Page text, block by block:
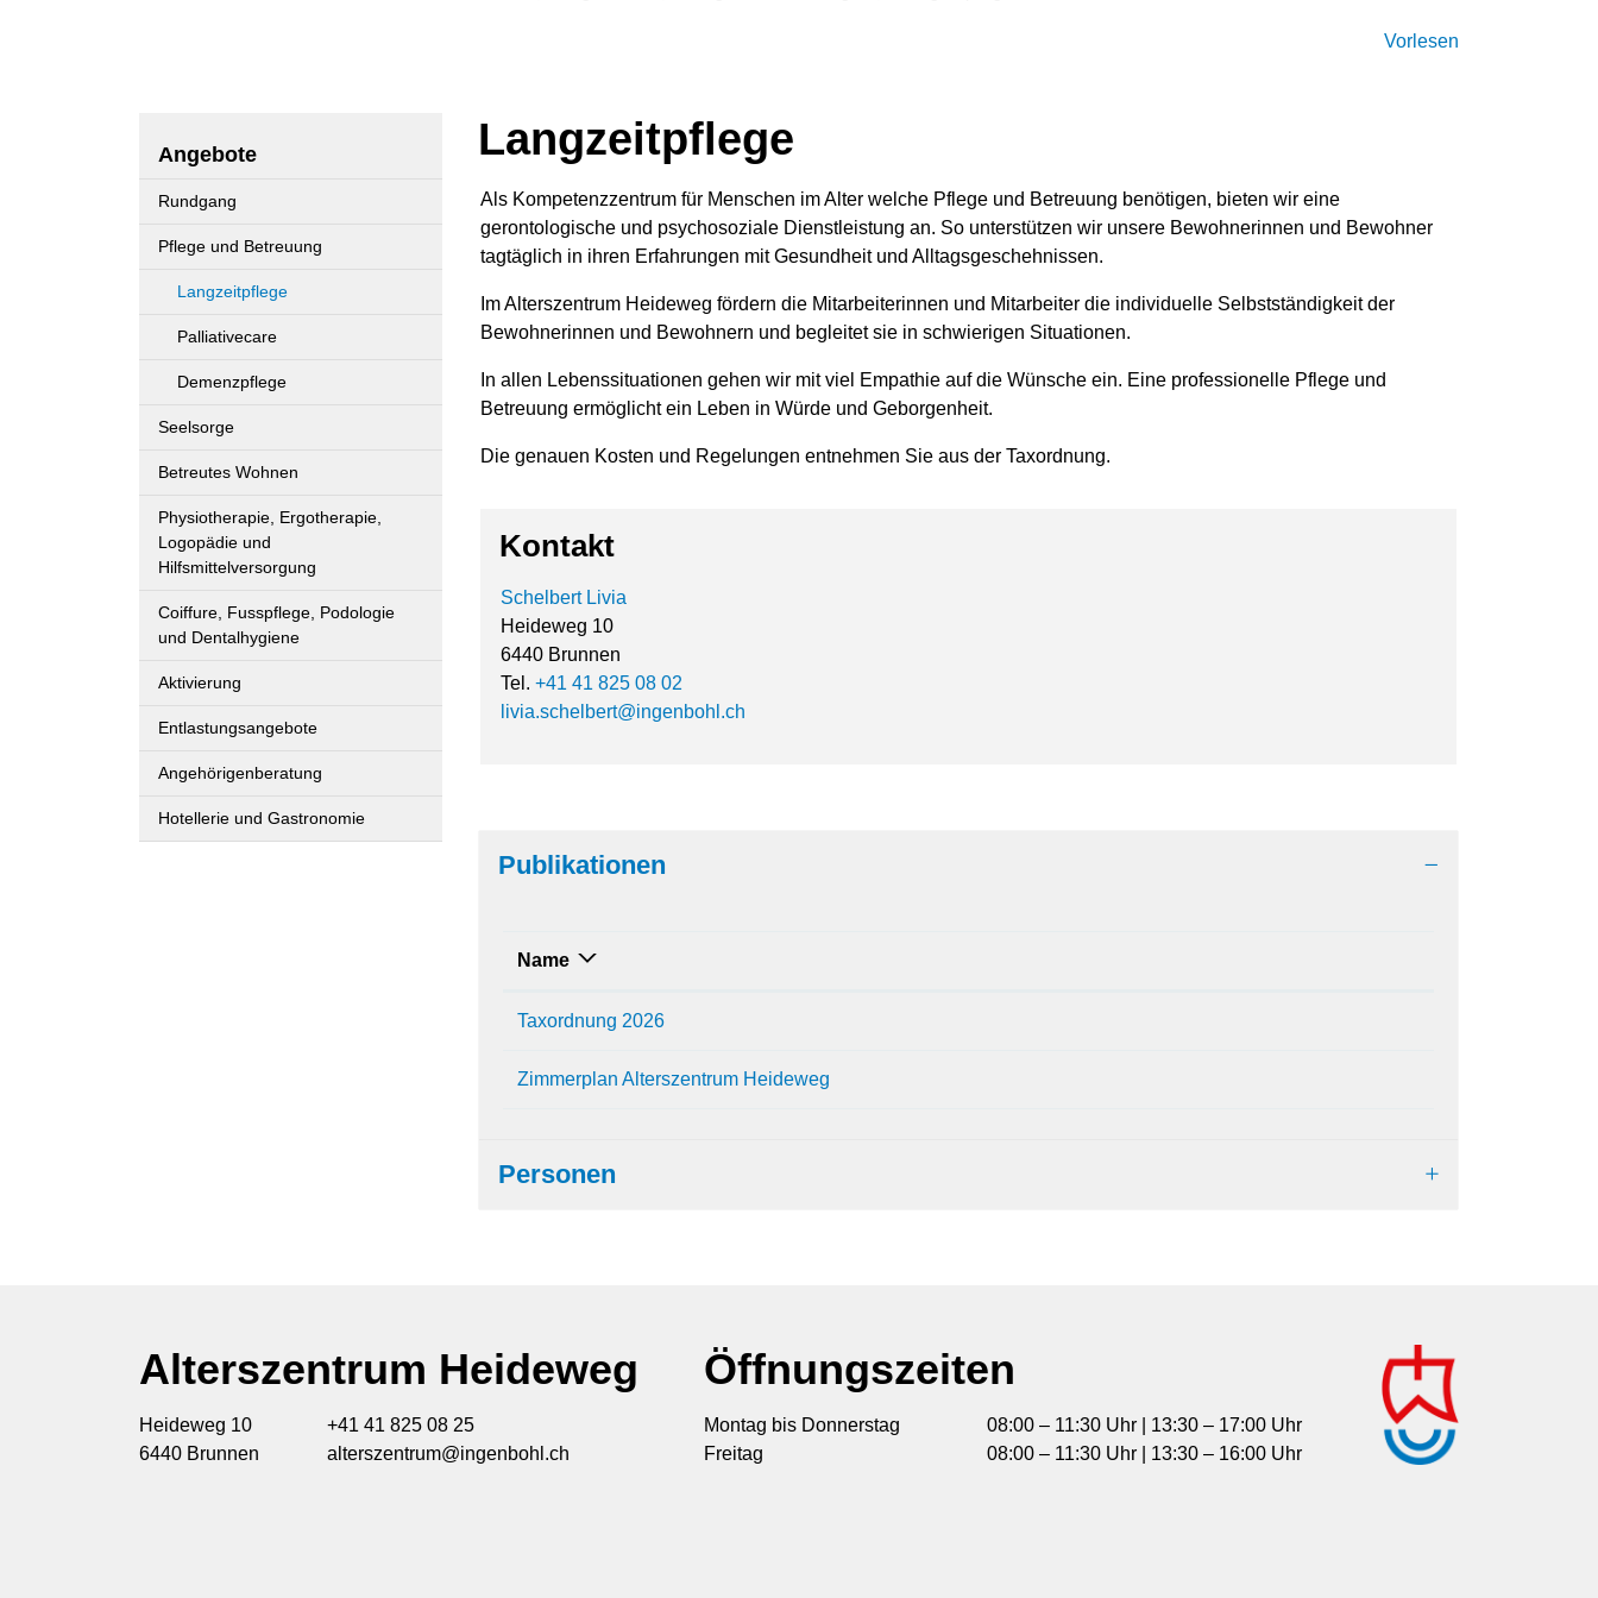
Vorlesen
Angebote
Rundgang
Pflege und Betreuung
Langzeitpflege
Palliativecare
Demenzpflege
Seelsorge
Betreutes Wohnen
Physiotherapie, Ergotherapie,
Logopädie und
Hilfsmittelversorgung
Coiffure, Fusspflege, Podologie
und Dentalhygiene
Aktivierung
Entlastungsangebote
Angehörigenberatung
Hotellerie und Gastronomie
Langzeitpflege
Als Kompetenzzentrum für Menschen im Alter welche Pflege und Betreuung benötigen, bieten wir eine
gerontologische und psychosoziale Dienstleistung an. So unterstützen wir unsere Bewohnerinnen und Bewohner
tagtäglich in ihren Erfahrungen mit Gesundheit und Alltagsgeschehnissen.
Im Alterszentrum Heideweg fördern die Mitarbeiterinnen und Mitarbeiter die individuelle Selbstständigkeit der
Bewohnerinnen und Bewohnern und begleitet sie in schwierigen Situationen.
In allen Lebenssituationen gehen wir mit viel Empathie auf die Wünsche ein. Eine professionelle Pflege und
Betreuung ermöglicht ein Leben in Würde und Geborgenheit.
Die genauen Kosten und Regelungen entnehmen Sie aus der Taxordnung.
Kontakt
Schelbert Livia
Heideweg 10
6440 Brunnen
Tel. +41 41 825 08 02
livia.schelbert@ingenbohl.ch
Zugehörige Objekte
Publikationen
Name
Taxordnung 2026
Zimmerplan Alterszentrum Heideweg
Personen
Alterszentrum Heideweg
Heideweg 10
6440 Brunnen
+41 41 825 08 25
alterszentrum@ingenbohl.ch
Öffnungszeiten
Montag bis Donnerstag
08:00 – 11:30 Uhr | 13:30 – 17:00 Uhr
Freitag
08:00 – 11:30 Uhr | 13:30 – 16:00 Uhr